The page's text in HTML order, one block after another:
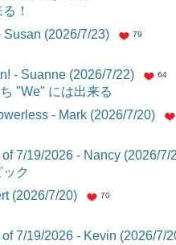
る！
Susan (2026/7/23)
79
- Suanne (2026/7/22)
"We" には出来る
64
- Mark (2026/7/20)
7/19/2026 - Nancy (2026/7/
ック
(2026/7/20)
70
7/19/2026 - Kevin (2026/7/